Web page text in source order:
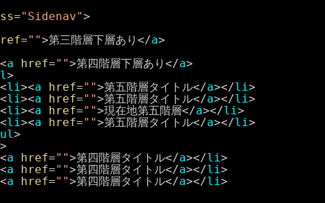
="Sidenav">
="">第三階層下層あり</a>
a href="">第四階層下層あり</a>
>
<li><a href="">第五階層タイトル</a></li>
<li><a href="">第五階層タイトル</a></li>
<li><a href="">現在地第五階層</a></li>
<li><a href="">第五階層タイトル</a></li>
ul>
>
a href="">第四階層タイトル</a></li>
a href="">第四階層タイトル</a></li>
a href="">第四階層タイトル</a></li>